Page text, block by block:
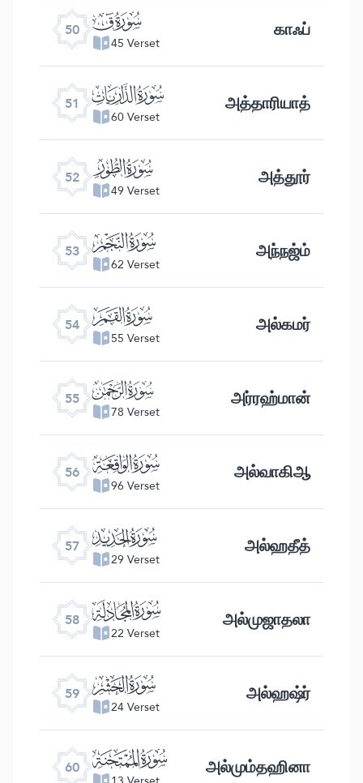
50 ﯟ
45 Verset காஃப்
51 ﯠ
60 Verset அத்தாரியாத்
52 ﯡ
49 Verset அத்தூர்
53 ﯢ
62 Verset அந்நஜ்ம்
54 ﯣ
55 Verset அல்கமர்
55 ﯤ
78 Verset அர்ரஹ்மான்
56 ﯥ
96 Verset அல்வாகிஆ
57 ﯦ
29 Verset அல்ஹதீத்
58 ﯧ
22 Verset அல்முஜாதலா
59 ﯨ
24 Verset அல்ஹஷ்ர்
60 ﯩ அல்மும்தஹினா